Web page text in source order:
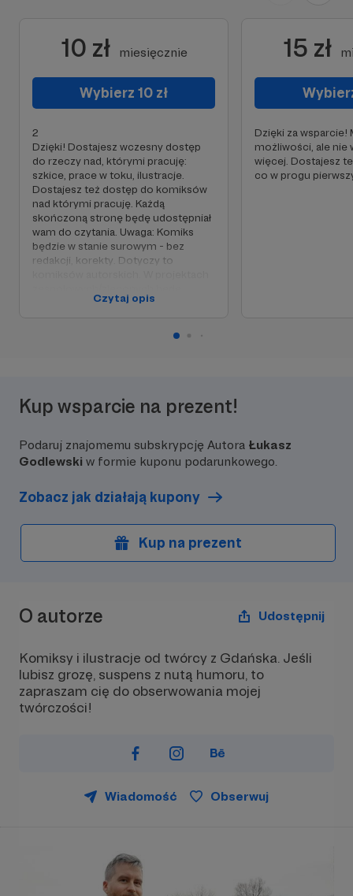
10 zł miesięcznie
Wybierz 10 zł
2
Dzięki! Dostajesz wczesny dostęp
do rzeczy nad, którymi pracuję:
szkice, prace w toku, ilustracje.
Dostajesz też dostęp do komiksów
nad którymi pracuję. Każdą
skończoną stronę będę udostępniał
wam do czytania. Uwaga: Komiks
będzie w stanie surowym - bez
redakcji, korekty. Dotyczy to
musiał mieć pozwolenie od osób, z
Czytaj opis
15 zł
Dzięki za wsparcie!
możliwości, ale nie
więcej. Dostajesz
co w progu
Kup wsparcie na prezent!
Podaruj znajomemu subskrypcję Autora Łukasz
Godlewski w formie kuponu podarunkowego.
Zobacz jak działają kupony
Kup na prezent
O autorze Udostępnij
Komiksy i ilustracje od twórcy z Gdańska. Jeśli
lubisz grozę, suspens z nutą humoru, to
zapraszam cię do obserwowania mojej
twórczości!
Wiadomość Obserwuj